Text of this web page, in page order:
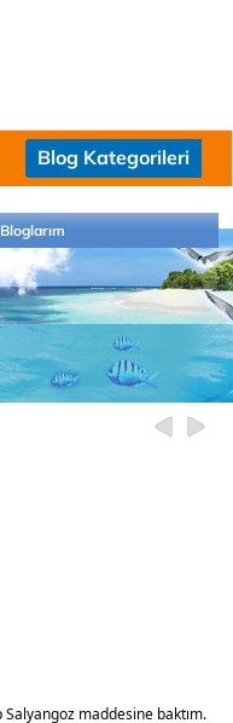
Blog Kategorileri
Bloglarım